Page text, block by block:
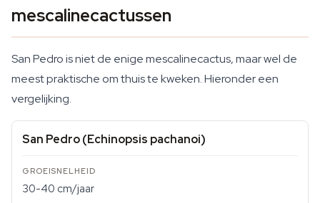
mescalinecactussen
San Pedro is niet de enige mescalinecactus, maar wel de
meest praktische om thuis te kweken. Hieronder een
vergelijking.
San Pedro (Echinopsis pachanoi)
30-40 cm/jaar